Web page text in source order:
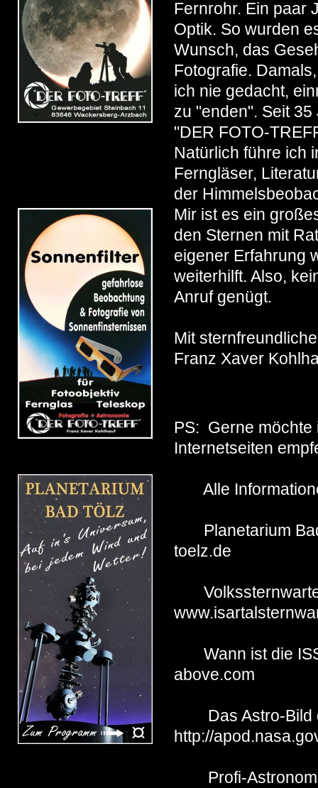
Fernrohr. Ein paar
Optik. So wurden
Wunsch, das
Fotografie.
ich nie gedacht,
zu "enden". Seit
"DER FOTO-
Natürlich führe ich
Ferngläser,
der
Mir ist es ein
den Sternen mit
eigener Erfahrung
weiterhilft. Also,
Anruf genügt.
Mit
Franz Xaver
PS: Gerne möchte
Internetseiten
Alle
toelz.de
Wann ist die
above.com
Das
http://
Profi-